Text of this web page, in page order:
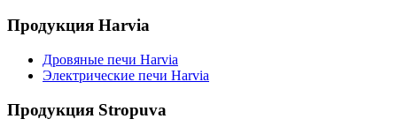
Продукция Harvia
Дровяные печи Harvia
Электрические печи Harvia
Продукция Stropuva